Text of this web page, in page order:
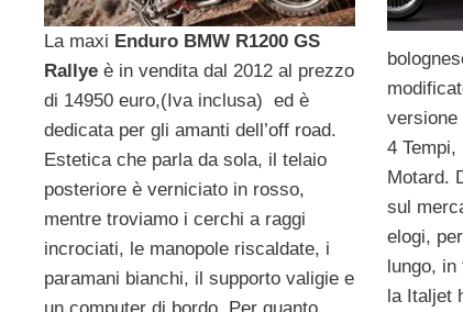
La maxi Enduro BMW R1200 GS
Rallye è in vendita dal 2012 al prezzo
di 14950 euro,(Iva inclusa) ed è
dedicata per gli amanti dell’off road.
Estetica che parla da sola, il telaio
posteriore è verniciato in rosso,
mentre troviamo i cerchi a raggi
incrociati, le manopole riscaldate, i
paramani bianchi, il supporto valigie e
versione
4
Motard.
sul
elogi,
lungo, in
la Italjet